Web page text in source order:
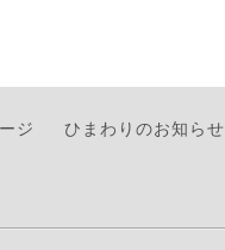
ジ ひまわりのお知らせ